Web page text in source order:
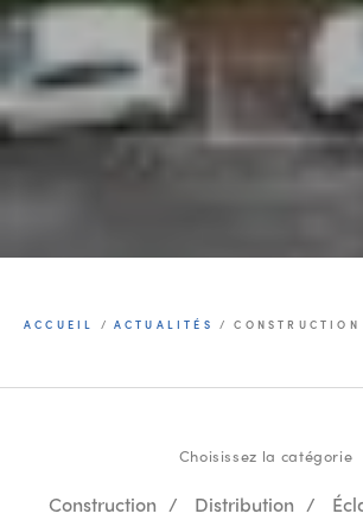
ACCUEIL / ACTUALITÉS /CONSTRUCTION
Choisissez la catégorie
Construction / Distribution /